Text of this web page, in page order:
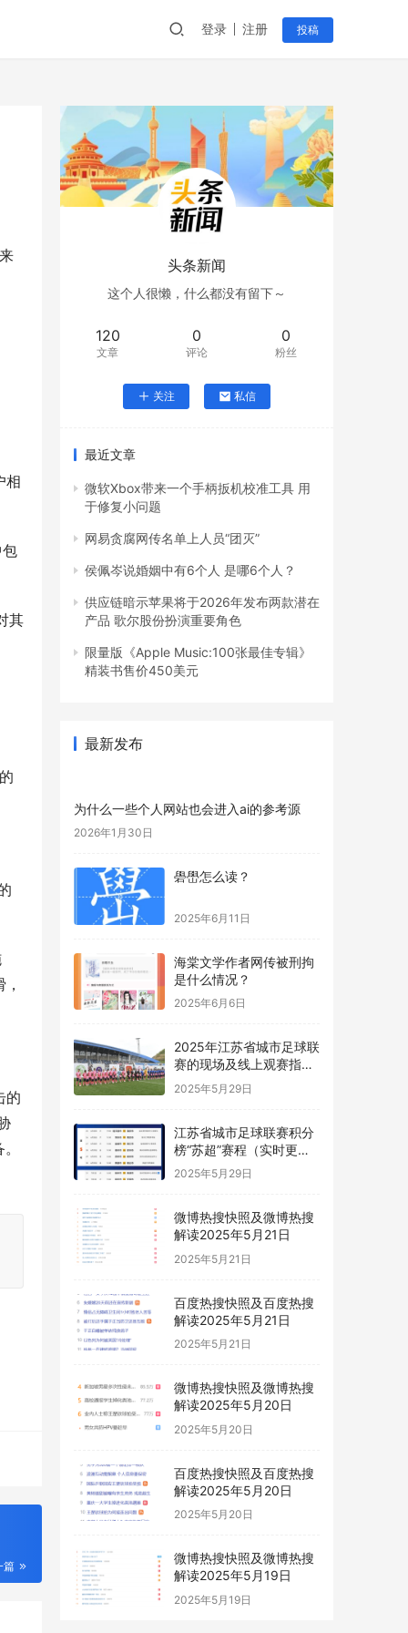
登录 注册 投稿
相
其
的
篇
头条新闻
这个人很懒，什么都没有留下～
120
文章
0
评论
0
粉丝
关注 私信
最近文章
微软Xbox带来一个手柄扳机校准工具 用
于修复小问题
网易贪腐网传名单上人员“团灭”
侯佩岑说婚姻中有6个人 是哪6个人？
供应链暗示苹果将于2026年发布两款潜在
产品 歌尔股份扮演重要角色
限量版《Apple Music:100张最佳专辑》
精装书售价450美元
最新发布
为什么一些个人网站也会进入ai的参考源
2026年1月30日
礐嶨怎么读？
2025年6月11日
海棠文学作者网传被刑拘
是什么情况？
2025年6月6日
2025年江苏省城市足球联
赛的现场及线上观赛指南
“苏超”
2025年5月29日
江苏省城市足球联赛积分
榜“苏超”赛程（实时更
新）
2025年5月29日
微博热搜快照及微博热搜
解读2025年5月21日
2025年5月21日
百度热搜快照及百度热搜
解读2025年5月21日
2025年5月21日
微博热搜快照及微博热搜
解读2025年5月20日
2025年5月20日
百度热搜快照及百度热搜
解读2025年5月20日
2025年5月20日
微博热搜快照及微博热搜
解读2025年5月19日
2025年5月19日